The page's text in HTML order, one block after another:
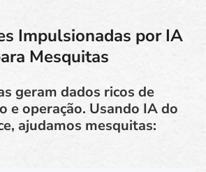
Impulsionadas por IA
Mesquitas
geram dados ricos de
e operação. Usando IA do
ajudamos mesquitas: